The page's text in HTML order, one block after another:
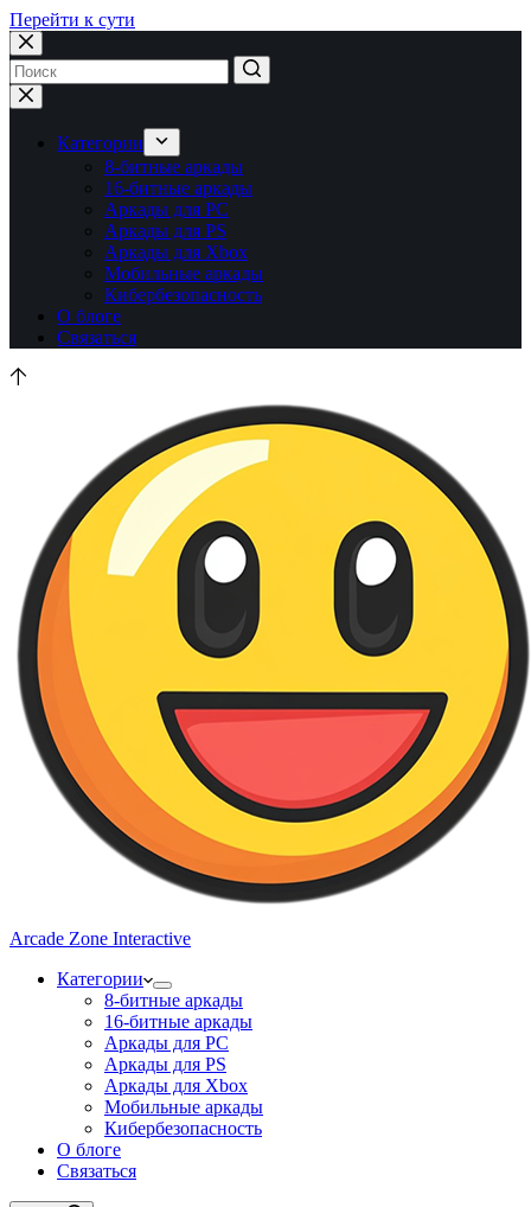
Перейти к сути
Ничего
не
найденоКатегории
8-битные аркады
16-битные аркады
Аркады для PC
Аркады для PS
Аркады для Xbox
Мобильные аркады
Кибербезопасность
О блоге
Связаться
Arcade Zone Interactive
Категории
8-битные аркады
16-битные аркады
Аркады для PC
Аркады для PS
Аркады для Xbox
Мобильные аркады
Кибербезопасность
О блоге
Связаться